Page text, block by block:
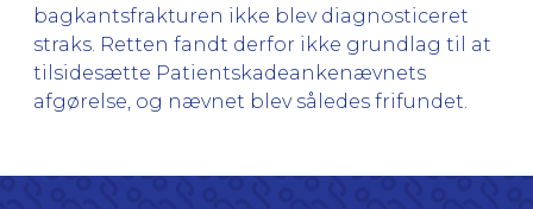
bagkantsfrakturen ikke blev diagnosticeret
straks. Retten fandt derfor ikke grundlag til at
tilsidesætte Patientskadeankenævnets
afgørelse, og nævnet blev således frifundet.